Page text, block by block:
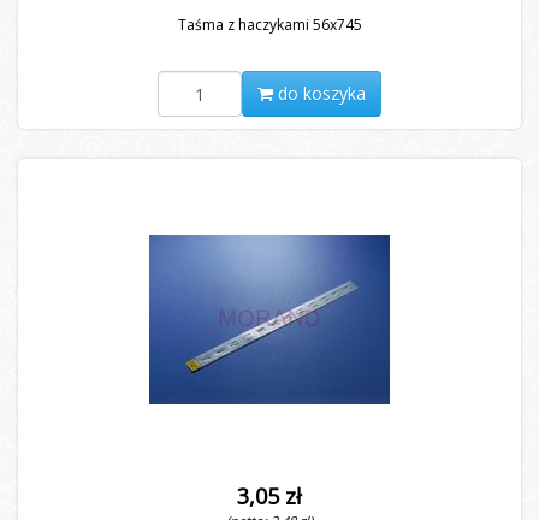
Taśma z haczykami 56x745
do koszyka
3,05 zł